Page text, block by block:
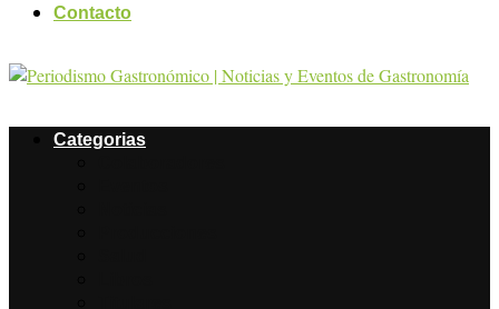
Contacto
Categorias